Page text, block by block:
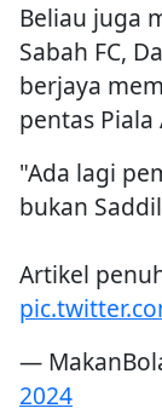
Beliau juga
Sabah FC,
berjaya
pentas Piala
"Ada lagi
bukan
Artikel
—
2024